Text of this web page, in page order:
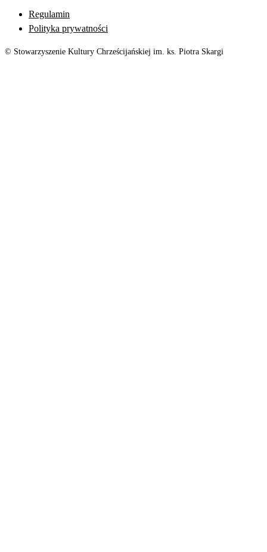
Regulamin
Polityka prywatności
© Stowarzyszenie Kultury Chrześcijańskiej im. ks. Piotra Skargi